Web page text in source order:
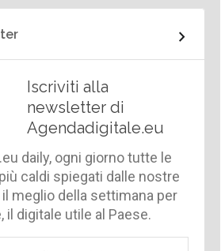
Iscriviti alla
newsletter di
Agendadigitale.eu
daily, ogni giorno tutte le
caldi spiegati dalle nostre
meglio della settimana per
il digitale utile al Paese.